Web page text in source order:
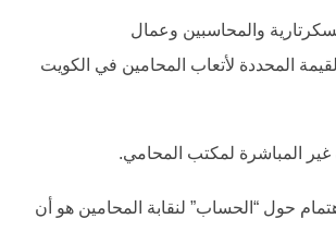
والمحاسبين وعمال
المحددة لأتعاب المحامين في الكويت
غير المباشرة لمكتب المحامي.
حول “الحساب” لنقابة المحامين هو أن